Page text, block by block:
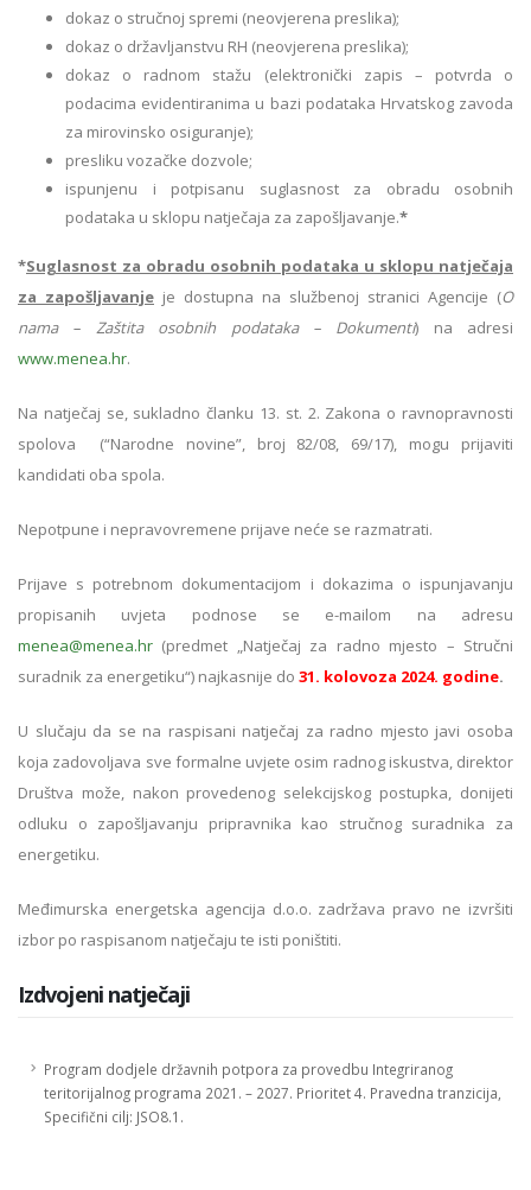
dokaz o stručnoj spremi (neovjerena preslika);
dokaz o državljanstvu RH (neovjerena preslika);
dokaz o radnom stažu (elektronički zapis – potvrda o
podacima evidentiranima u bazi podataka Hrvatskog zavoda
za mirovinsko osiguranje);
presliku vozačke dozvole;
ispunjenu i potpisanu suglasnost za obradu osobnih
podataka u sklopu natječaja za zapošljavanje.*
*Suglasnost za obradu osobnih podataka u sklopu natječaja
za zapošljavanje je dostupna na službenoj stranici Agencije (O
nama – Zaštita osobnih podataka – Dokumenti) na adresi
www.menea.hr.
Na natječaj se, sukladno članku 13. st. 2. Zakona o ravnopravnosti
spolova (“Narodne novine”, broj 82/08, 69/17), mogu prijaviti
kandidati oba spola.
Nepotpune i nepravovremene prijave neće se razmatrati.
Prijave s potrebnom dokumentacijom i dokazima o ispunjavanju
propisanih uvjeta podnose se e-mailom na adresu
menea@menea.hr (predmet „Natječaj za radno mjesto – Stručni
suradnik za energetiku“) najkasnije do 31. kolovoza 2024. godine.
U slučaju da se na raspisani natječaj za radno mjesto javi osoba
koja zadovoljava sve formalne uvjete osim radnog iskustva, direktor
Društva može, nakon provedenog selekcijskog postupka, donijeti
odluku o zapošljavanju pripravnika kao stručnog suradnika za
energetiku.
Međimurska energetska agencija d.o.o. zadržava pravo ne izvršiti
izbor po raspisanom natječaju te isti poništiti.
Izdvojeni natječaji
Program dodjele državnih potpora za provedbu Integriranog
teritorijalnog programa 2021. – 2027. Prioritet 4. Pravedna tranzicija,
Specifični cilj: JSO8.1.